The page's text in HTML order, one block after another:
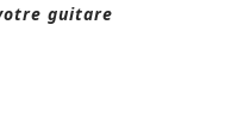
guitare